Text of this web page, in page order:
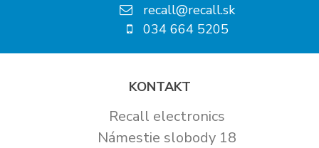
recall@recall.sk
034 664 5205
KONTAKT
Recall electronics
Námestie slobody 18